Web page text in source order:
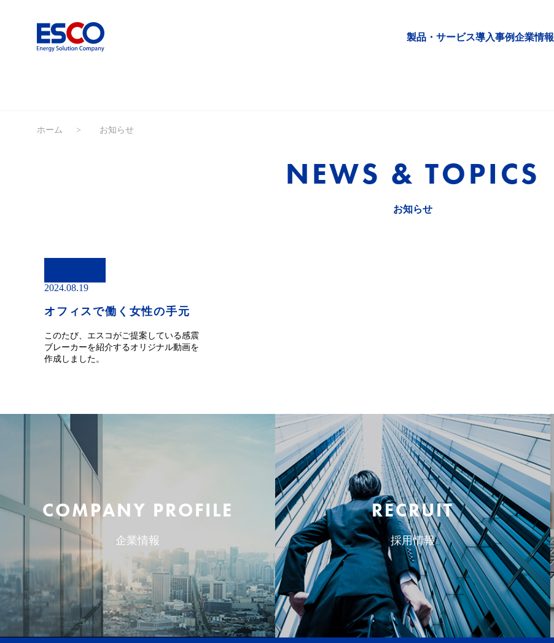
製品・サービス導入事例企業情報
ホーム お知らせ
NEWS & TOPICS
お知らせ
2024.08.19
オフィスで働く女性の手元
このたび、エスコがご提案している感震
ブレーカーを紹介するオリジナル動画を
作成しました。
COMPANY PROFILE
企業情報
RECRUIT
採用情報